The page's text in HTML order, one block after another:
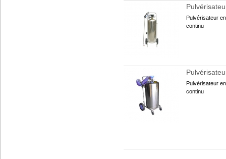
Pulvérisateur
continu
Pulvérisateur
continu